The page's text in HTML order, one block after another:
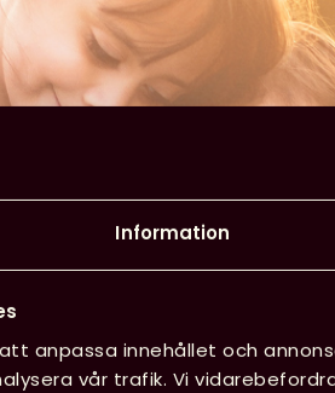
Information
anpassa innehållet och
vår trafik. Vi